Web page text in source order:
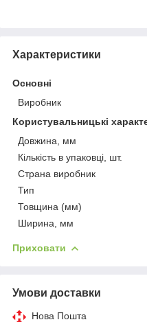
Характеристики
Основні
Виробник
Користувальницькі
Довжина, мм
Кількість в упаковці, шт.
Страна виробник
Тип
Товщина (мм)
Ширина, мм
Приховати
Умови доставки
Нова Пошта